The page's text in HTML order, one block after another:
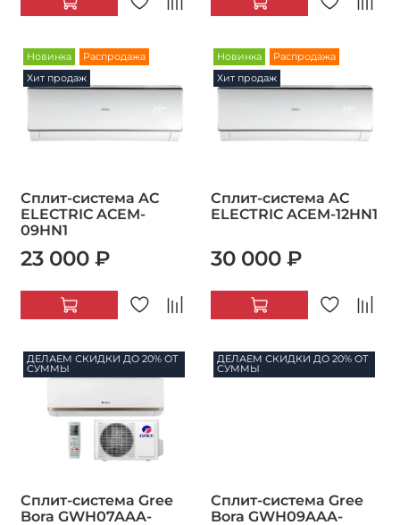
Новинка
Распродажа
Хит продаж
Сплит-система AC
ELECTRIC ACEM-
09HN1
23 000 ₽
Новинка
Распродажа
Хит продаж
Сплит-система AC
ELECTRIC ACEM-12HN1
30 000 ₽
ДЕЛАЕМ СКИДКИ ДО 20% ОТ
СУММЫ
Сплит-система Gree
Bora GWH07AAA-
ДЕЛАЕМ СКИДКИ ДО 20% ОТ
СУММЫ
Сплит-система Gree
Bora GWH09AAA-